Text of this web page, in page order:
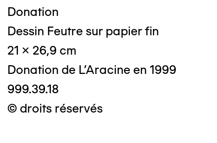
Donation
Dessin Feutre sur papier fin
21 x 26,9 cm
Donation de L'Aracine en 1999
999.39.18
© droits réservés